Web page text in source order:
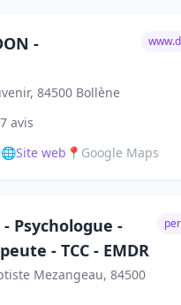
-
84500 Bollène
7 avis
🌐Site web 📍 Google Maps
- Psychologue -
- TCC - EMDR
Mezangeau, 84500